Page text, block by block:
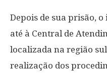
Depois de sua prisão,
até à Central de
localizada na região sul
realização dos